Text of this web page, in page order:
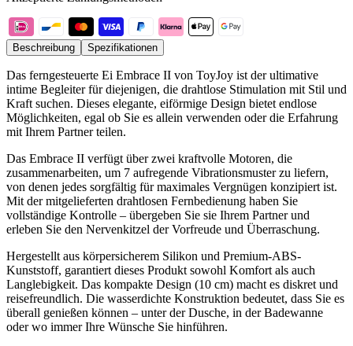
Beschreibung Spezifikationen
Das ferngesteuerte Ei Embrace II von ToyJoy ist der ultimative
intime Begleiter für diejenigen, die drahtlose Stimulation mit Stil und
Kraft suchen. Dieses elegante, eiförmige Design bietet endlose
Möglichkeiten, egal ob Sie es allein verwenden oder die Erfahrung
mit Ihrem Partner teilen.
Das Embrace II verfügt über zwei kraftvolle Motoren, die
zusammenarbeiten, um 7 aufregende Vibrationsmuster zu liefern,
von denen jedes sorgfältig für maximales Vergnügen konzipiert ist.
Mit der mitgelieferten drahtlosen Fernbedienung haben Sie
vollständige Kontrolle – übergeben Sie sie Ihrem Partner und
erleben Sie den Nervenkitzel der Vorfreude und Überraschung.
Hergestellt aus körpersicherem Silikon und Premium-ABS-
Kunststoff, garantiert dieses Produkt sowohl Komfort als auch
Langlebigkeit. Das kompakte Design (10 cm) macht es diskret und
reisefreundlich. Die wasserdichte Konstruktion bedeutet, dass Sie es
überall genießen können – unter der Dusche, in der Badewanne
oder wo immer Ihre Wünsche Sie hinführen.